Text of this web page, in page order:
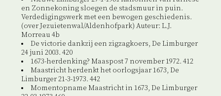
en Zonnekoning sloegen de stadsmuur in puin.
Verdedigingswerk met een bewogen geschiedenis.
(over Jezuietenwal/Aldenhofpark) Auteur: L.J.
Morreau 4b
De victorie dankzij een zigzagkoers, De Limburger
24 juni 2003. 420
1673-herdenking? Maaspost 7 november 1972. 412
Maastricht herdenkt het oorlogsjaar 1673, De
Limburger 21-3-1973. 442
Momentopname Maastricht in 1673, De Limburger